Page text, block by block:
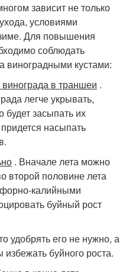
зависит не только
условиями
Для повышения
соблюдать
виноградными кустами:
в траншеи .
легче укрывать,
будет засыпать их
насыпать
. Вначале лета можно
второй половине лета
калийными
буйный рост
удобрять его не нужно, а
избежать буйного роста.